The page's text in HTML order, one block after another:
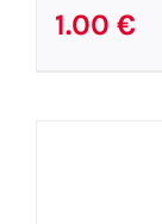
1.00 €